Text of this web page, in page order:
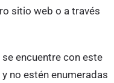
sitio web o a través
encuentre con este
no estén enumeradas